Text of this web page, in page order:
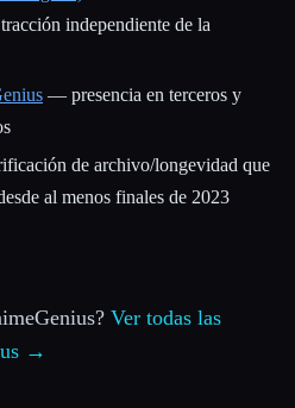
independiente de la
— presencia en terceros y
de archivo/longevidad que
al menos finales de 2023
Ver todas las
→